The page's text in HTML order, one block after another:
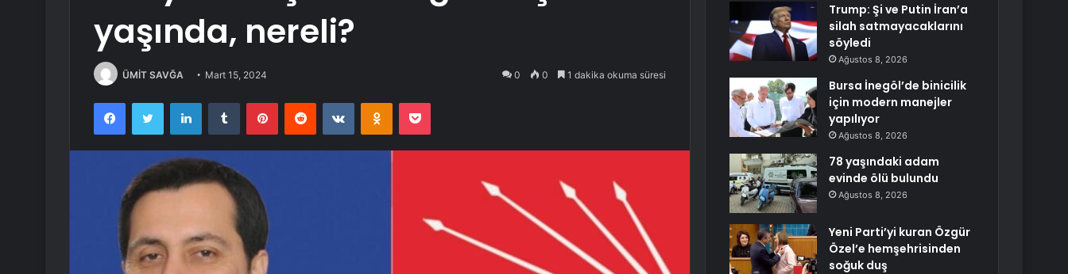
yaşında, nereli?
ÜMİT SAVĞA Mart 15, 2024 0 0 1 dakika okuma süresi
FacebookTwitter LinkedInTumblr PinterestReddit VKontakteOdnoklassniki
Pocket
Trump: Şi ve Putin İran’a
silah satmayacaklarını
söyledi
Ağustos 8, 2026
Bursa İnegöl’de binicilik
için modern manejler
yapılıyor
Ağustos 8, 2026
78 yaşındaki adam
evinde ölü bulundu
Ağustos 8, 2026
Yeni Parti’yi kuran Özgür
Özel’e hemşehrisinden
soğuk duş